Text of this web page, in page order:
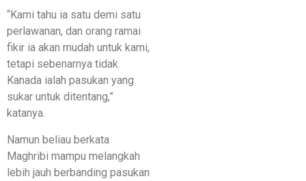
“Kami tahu ia satu demi satu
perlawanan, dan orang ramai
fikir ia akan mudah untuk kami,
tetapi sebenarnya tidak.
Kanada ialah pasukan yang
sukar untuk ditentang,”
katanya.
Namun beliau berkata
Maghribi mampu melangkah
lebih jauh berbanding pasukan